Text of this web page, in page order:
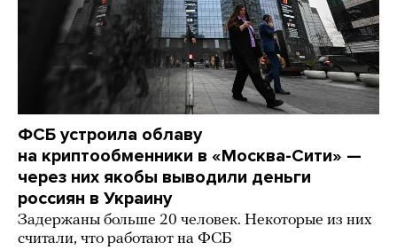
ФСБ устроила облаву
на криптообменники в «Москва-Сити» —
через них якобы выводили деньги
россиян в Украину
Задержаны больше 20 человек. Некоторые из них
считали, что работают на ФСБ